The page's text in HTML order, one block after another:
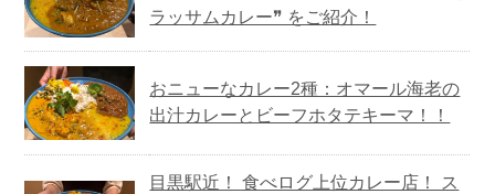
ラッサムカレー❞ をご紹介！
おニューなカレー2種：オマール海老の
出汁カレーとビーフホタテキーマ！！
目黒駅近！ 食べログ上位カレー店！ ス